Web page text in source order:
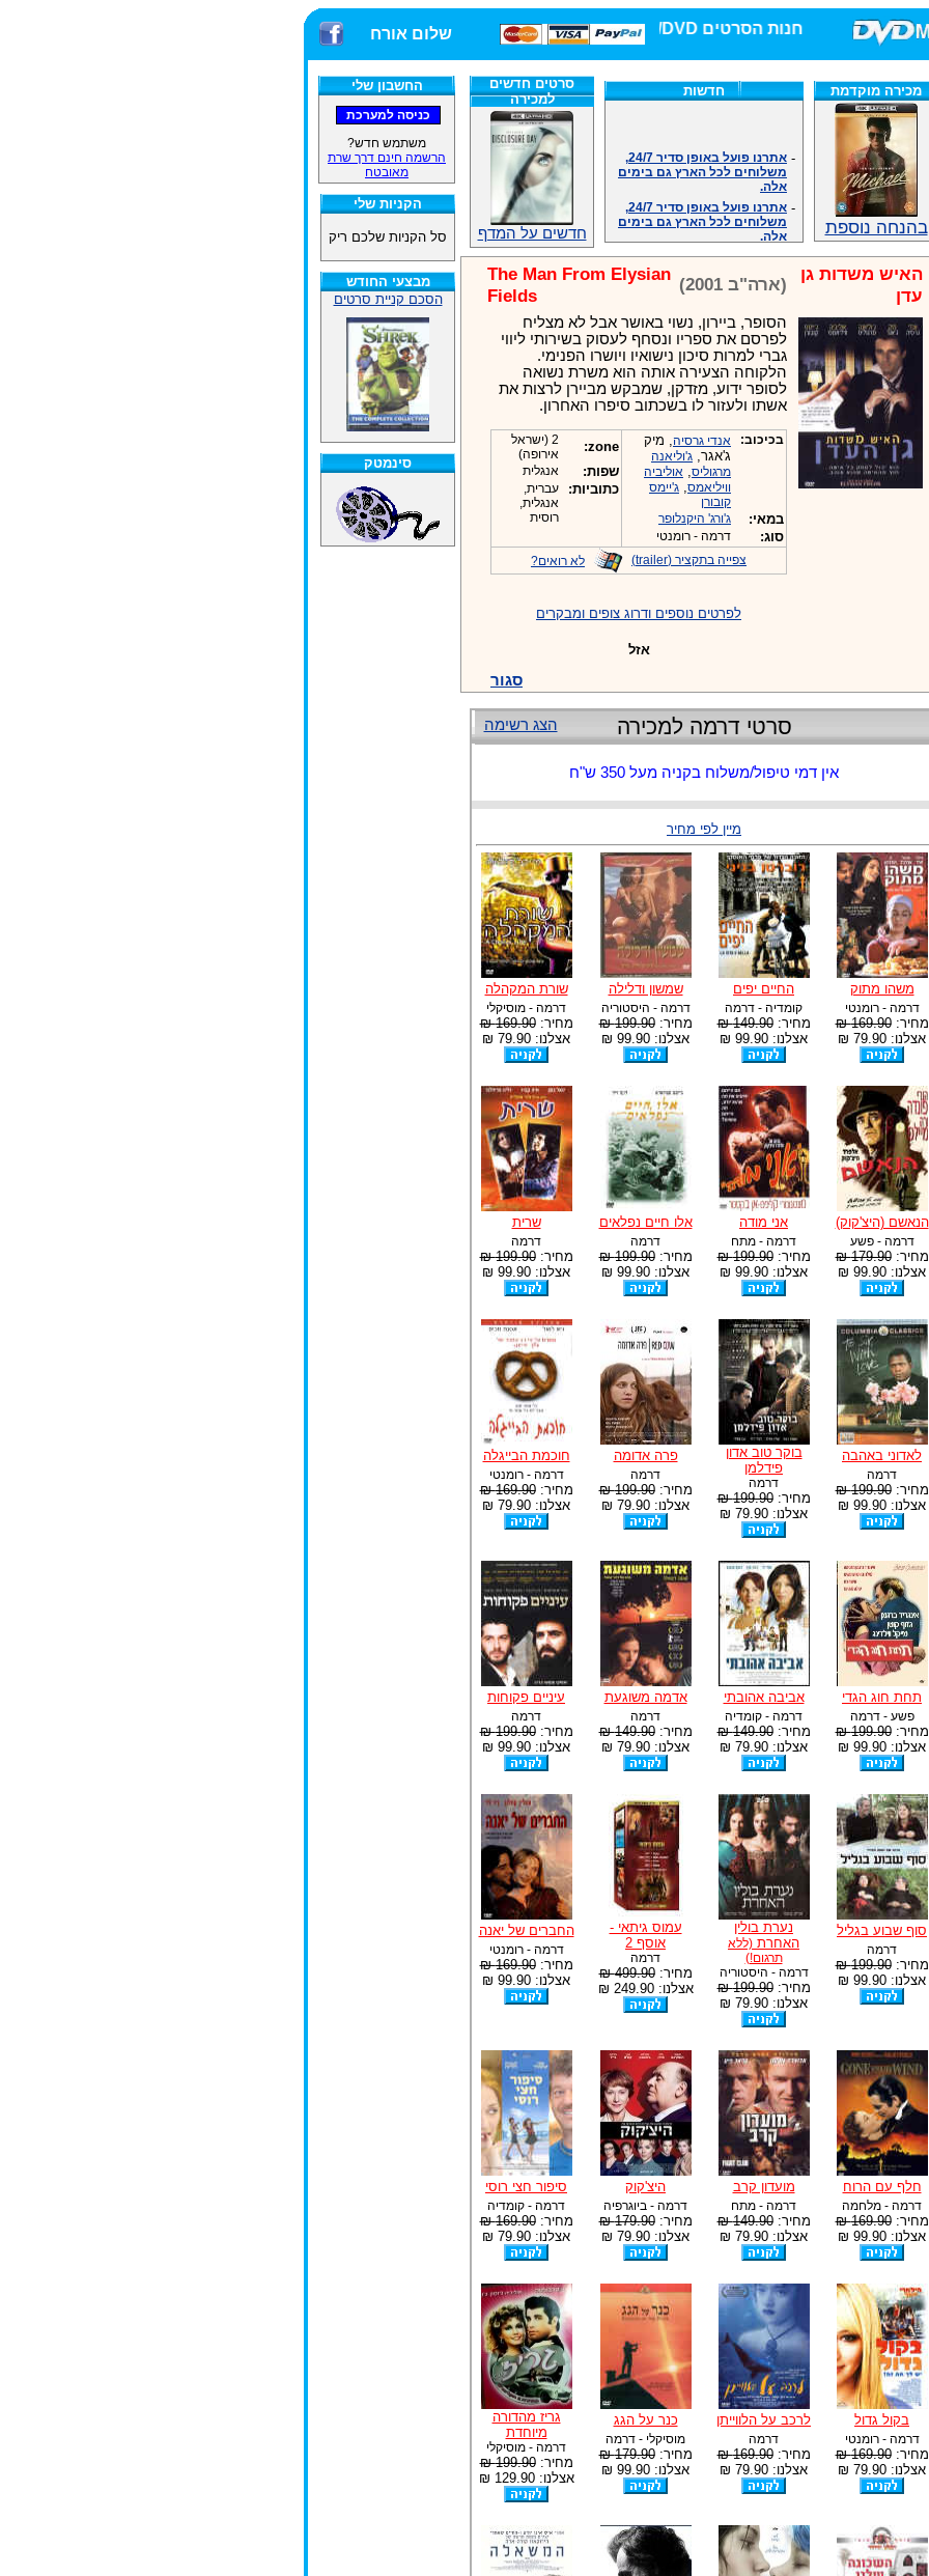
חנות הסרטים DVD/בלו-ריי/3D הגדולה ביותר! שלום אורח
החשבון שלי
משתמש חדש?
הרשמה חינם דרך שרת
מאובטח
הקניות שלי
סל הקניות שלכם ריק
מבצעי החודש
הסכם קניית סרטים
סינמטק
מכירה מוקדמת
בהנחה נוספת
חדשות
משלוחים לכל הארץ גם בימים
אלה.
משלוחים לכל הארץ גם בימים
אלה.
-אנחנו כאן לכול שאלה וזמינים
במענה הטלפוני שלנו.ובמייל
.האתר לרשותכם פעיל 24/7
מענה טלפוני: 09-7652392
זמינים במייל ובטלפון. האתר
לרשותכם פעיל 24/7
צוות דיוידי מאסטר ישיר.
אנחנו כאן לכול שאלה וזמינים
במענה הטלפוני שלנו.ובמייל
מענה טלפוני: 09-7652392
צוות דיוידי מאסטר ישיר.
סרטים חדשים
למכירה
חדשים על המדף
האיש משדות גן
עדן
(ארה"ב 2001)
The Man From Elysian
Fields
הסופר, ביירון, נשוי באושר אבל לא מצליח
לפרסם את ספריו ונסחף לעסוק בשירותי ליווי
גברי למרות סיכון נישואיו ויושרו הפנימי.
הלקוחה הצעירה אותה הוא משרת נשואה
לסופר ידוע, מזדקן, שמבקש מביירן לרצות את
אשתו ולעזור לו בשכתוב סיפרו האחרון.
בכיכוב: אנדי גרסיה, מיק
ג'אגר, ג'וליאנה
מרגוליס, אוליביה
וויליאמס, ג'יימס
קובורן
במאי: ג'ורג' היקנלופר
סוג: דרמה - רומנטי
zone:
2 (ישראל
אירופה)
שפות: אנגלית
כתוביות:
עברית,
אנגלית,
רוסית
צפייה בתקציר (trailer) לא רואים?
לפרטים נוספים ודרוג צופים ומבקרים
אזל
סגור
הצג רשימה סרטי דרמה למכירה
אין דמי טיפול/משלוח בקניה מעל 350 ש"ח
מיין לפי מחיר
משהו מתוק
דרמה - רומנטי
מחיר:169.90 ₪
אצלנו: 79.90 ₪
החיים יפים
קומדיה - דרמה
מחיר:149.90 ₪
אצלנו: 99.90 ₪
שמשון ודלילה
דרמה - היסטוריה
מחיר:199.90 ₪
אצלנו: 99.90 ₪
שורת המקהלה
דרמה - מוסיקלי
מחיר:169.90 ₪
אצלנו: 79.90 ₪
הנאשם (היצ'קוק)
דרמה - פשע
מחיר:179.90 ₪
אצלנו: 99.90 ₪
אני מודה
דרמה - מתח
מחיר:199.90 ₪
אצלנו: 99.90 ₪
אלו חיים נפלאים
דרמה
מחיר:199.90 ₪
אצלנו: 99.90 ₪
שרית
דרמה
מחיר:199.90 ₪
אצלנו: 99.90 ₪
לאדוני באהבה
דרמה
מחיר:199.90 ₪
אצלנו: 99.90 ₪
בוקר טוב אדון
פידלמן
דרמה
מחיר:199.90 ₪
אצלנו: 79.90 ₪
פרה אדומה
דרמה
מחיר:199.90 ₪
אצלנו: 79.90 ₪
חוכמת הבייגלה
דרמה - רומנטי
מחיר:169.90 ₪
אצלנו: 79.90 ₪
תחת חוג הגדי
פשע - דרמה
מחיר:199.90 ₪
אצלנו: 99.90 ₪
אביבה אהובתי
דרמה - קומדיה
מחיר:149.90 ₪
אצלנו: 79.90 ₪
אדמה משוגעת
דרמה
מחיר:149.90 ₪
אצלנו: 79.90 ₪
עיניים פקוחות
דרמה
מחיר:199.90 ₪
אצלנו: 99.90 ₪
סוף שבוע בגליל
דרמה
מחיר:199.90 ₪
אצלנו: 99.90 ₪
נערת בולין
האחרת (ללא
תרגום!)
דרמה - היסטוריה
מחיר:199.90 ₪
אצלנו: 79.90 ₪
עמוס גיתאי -
אוסף 2
דרמה
מחיר:499.90 ₪
אצלנו: 249.90 ₪
החברים של יאנה
דרמה - רומנטי
מחיר:169.90 ₪
אצלנו: 99.90 ₪
חלף עם הרוח
דרמה - מלחמה
מחיר:169.90 ₪
אצלנו: 99.90 ₪
מועדון קרב
דרמה - מתח
מחיר:149.90 ₪
אצלנו: 79.90 ₪
היצ'קוק
דרמה - ביוגרפיה
מחיר:179.90 ₪
אצלנו: 79.90 ₪
סיפור חצי רוסי
דרמה - קומדיה
מחיר:169.90 ₪
אצלנו: 79.90 ₪
בקול גדול
דרמה - רומנטי
מחיר:169.90 ₪
אצלנו: 79.90 ₪
לרכב על הלווייתן
דרמה
מחיר:169.90 ₪
אצלנו: 79.90 ₪
כנר על הגג
מוסיקלי - דרמה
מחיר:179.90 ₪
אצלנו: 99.90 ₪
גריז מהדורה
מיוחדת
דרמה - מוסיקלי
מחיר:199.90 ₪
אצלנו: 129.90 ₪